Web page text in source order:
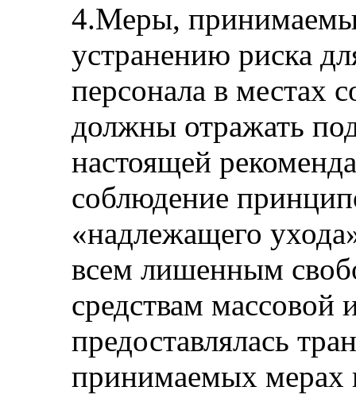
4.Меры,
устранению риска
персонала в местах
должны отражать
настоящей
соблюдение
«надлежащего
всем лишенным
средствам
предоставлялась
принимаемых мерах